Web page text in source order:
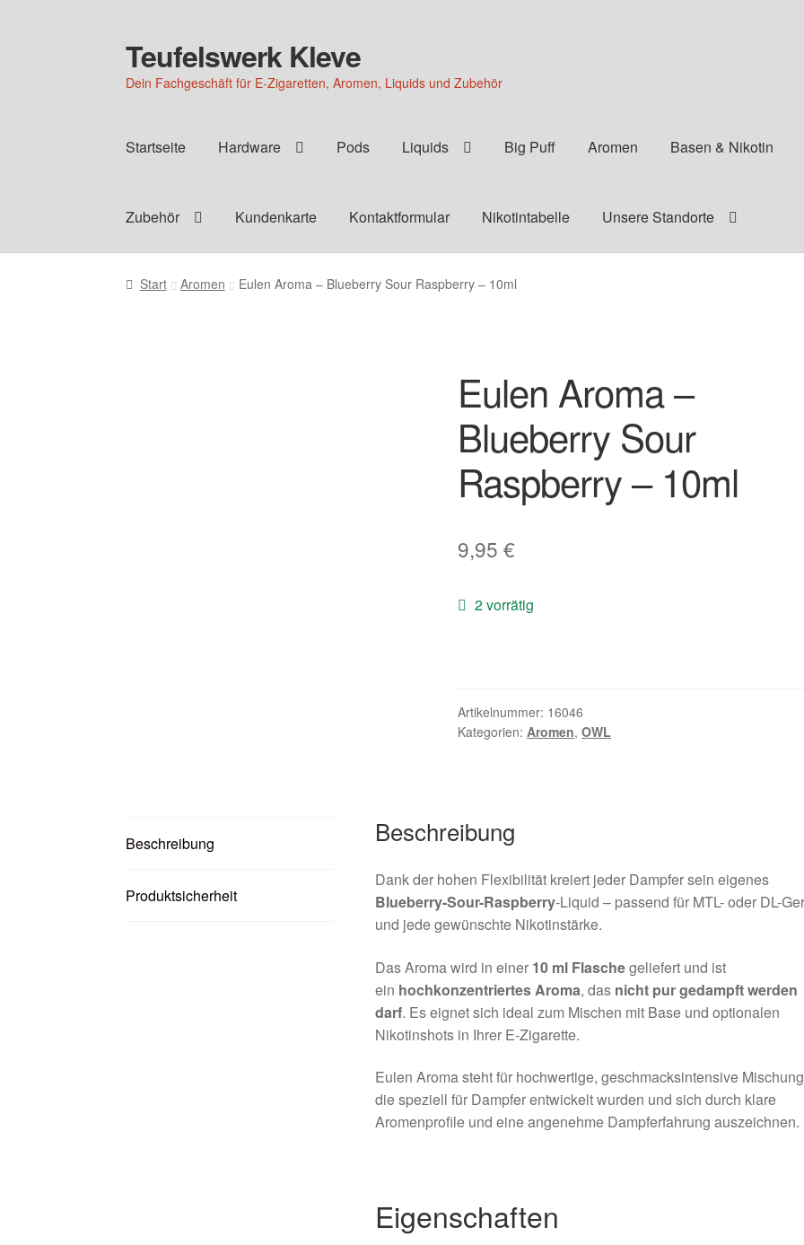
Zur
Navigation
springen
Zum
Inhalt
springen
Teufelswerk Kleve
Dein Fachgeschäft für E-Zigaretten, Aromen, Liquids und Zubehör
Startseite Hardware Pods Liquids Big Puff Aromen Basen & Nikotin
Zubehör Kundenkarte Kontaktformular Nikotintabelle Unsere Standorte
Start Aromen Eulen Aroma – Blueberry Sour Raspberry – 10ml
Eulen Aroma –
Blueberry Sour
Raspberry – 10ml
9,95€
2 vorrätig
Artikelnummer: 16046
Kategorien:Aromen,OWL
Beschreibung
Produktsicherheit
Beschreibung
Dank der hohen Flexibilität kreiert jeder Dampfer sein eigenes
Blueberry-Sour-Raspberry-Liquid – passend für MTL- oder DL-
und jede gewünschte Nikotinstärke.
Das Aroma wird in einer 10 ml Flaschegeliefert und ist
ein hochkonzentriertes Aroma, das nicht pur gedampft werden
darf. Es eignet sich ideal zum Mischen mit Base und optionalen
Nikotinshots in Ihrer E-Zigarette.
Eulen Aroma steht für hochwertige, geschmacksintensive
die speziell für Dampfer entwickelt wurden und sich durch klare
Aromenprofile und eine angenehme Dampferfahrung auszeichnen.
Eigenschaften